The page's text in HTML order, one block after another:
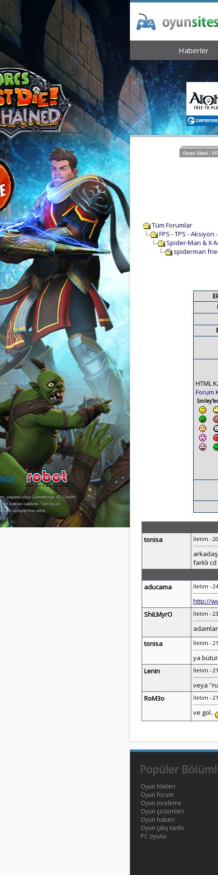
Haberler
Oyun Sitesi \
Tüm Forumlar
FPS - TPS -
Spider-Man & X-
spiderman
HTML
Forum
tonisa İletim -
farklı
aducama İletim -
http://
ShiLMyrO
İletim -
tonisa
İletim -
ya
Lenin
İletim -
veya
RoM3o
İletim -
ve gol..
Popüler
Oyun hileleri
Oyun forum
Oyun inceleme
Oyun çözümleri
Oyun haberi
Oyun çıkış tarihi
PC oyunu